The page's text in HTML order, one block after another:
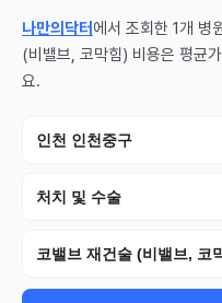
나만의닥터 에서 조회한 1개 병
(비밸브, 코막힘) 비용은 평균
요.
인천 인천중구
처치 및 수술
코밸브 재건술 (비밸브, 코